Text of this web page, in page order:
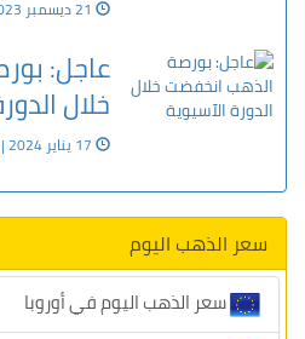
عاجل:
خلال
سعر الذهب اليوم
سعر الذهب اليوم في أوروبا